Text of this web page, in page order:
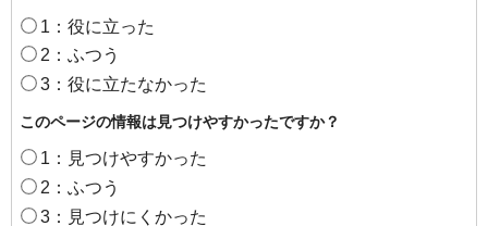
1：役に立った
2：ふつう
3：役に立たなかった
このページの情報は見つけやすかったですか？
1：見つけやすかった
2：ふつう
3：見つけにくかった